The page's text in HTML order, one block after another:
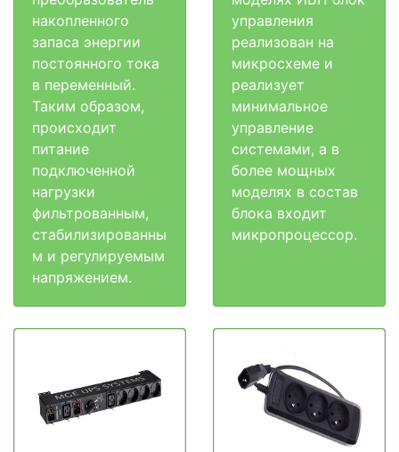
накопленного
запаса энергии
постоянного тока
в переменный.
Таким образом,
происходит
питание
подключенной
нагрузки
фильтрованным,
стабилизированны
м и регулируемым
напряжением.
управления
реализован на
микросхеме и
реализует
минимальное
управление
системами, а в
более мощных
моделях в состав
блока входит
микропроцессор.